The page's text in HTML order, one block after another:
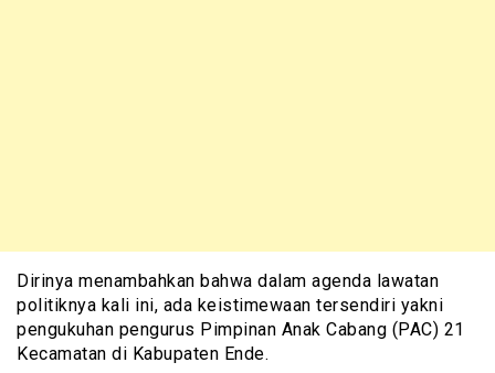
Dirinya menambahkan bahwa dalam agenda lawatan
politiknya kali ini, ada keistimewaan tersendiri yakni
pengukuhan pengurus Pimpinan Anak Cabang (PAC) 21
Kecamatan di Kabupaten Ende.